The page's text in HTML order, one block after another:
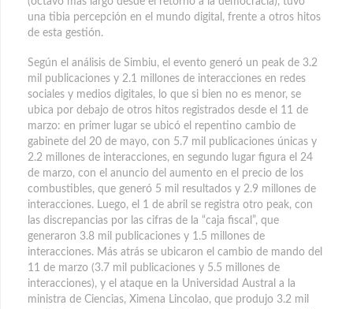
una tibia percepción en el mundo digital, frente a otros hitos
de esta gestión.
Según el análisis de Simbiu, el evento generó un peak de 3.2
mil publicaciones y 2.1 millones de interacciones en redes
sociales y medios digitales, lo que si bien no es menor, se
ubica por debajo de otros hitos registrados desde el 11 de
marzo: en primer lugar se ubicó el repentino cambio de
gabinete del 20 de mayo, con 5.7 mil publicaciones únicas y
2.2 millones de interacciones, en segundo lugar figura el 24
de marzo, con el anuncio del aumento en el precio de los
combustibles, que generó 5 mil resultados y 2.9 millones de
interacciones. Luego, el 1 de abril se registra otro peak, con
las discrepancias por las cifras de la “caja fiscal”, que
generaron 3.8 mil publicaciones y 1.5 millones de
interacciones. Más atrás se ubicaron el cambio de mando del
11 de marzo (3.7 mil publicaciones y 5.5 millones de
interacciones), y el ataque en la Universidad Austral a la
ministra de Ciencias, Ximena Lincolao, que produjo 3.2 mil